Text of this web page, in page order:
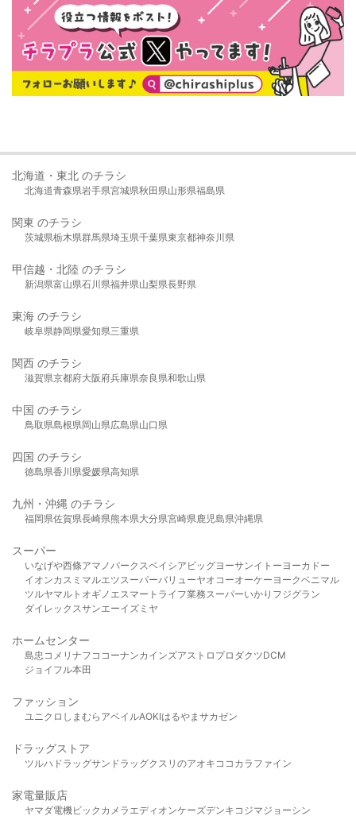
北海道・東北 のチラシ
北海道青森県岩手県宮城県秋田県山形県福島県
関東 のチラシ
茨城県栃木県群馬県埼玉県千葉県東京都神奈川県
甲信越・北陸 のチラシ
新潟県富山県石川県福井県山梨県長野県
東海 のチラシ
岐阜県静岡県愛知県三重県
関西 のチラシ
滋賀県京都府大阪府兵庫県奈良県和歌山県
中国 のチラシ
鳥取県島根県岡山県広島県山口県
四国 のチラシ
徳島県香川県愛媛県高知県
九州・沖縄 のチラシ
福岡県佐賀県長崎県熊本県大分県宮崎県鹿児島県沖縄県
スーパー
いなげや西條アマノパークスベイシア ビッグヨーサンイトーヨーカドー
イオンカスミ マルエツスーパーバリューヤオコーオーケー ヨークベニマル
ツルヤマルト オギノ エスマート ライフ業務スーパーいかり フジグラン
ダイレックスサンエーイズミヤ
ホームセンター
島忠 コメリ ナフコ コーナンカインズアストロプロダクツDCM
ジョイフル本田
ファッション
ユニクロ しまむら アベイルAOKIはるやま サカゼン
ドラッグストア
ツルハドラッグサンドラッグクスリのアオキ ココカラファイン
家電量販店
ヤマダ電機ビックカメラ エディオンケーズデンキ コジマジョーシン